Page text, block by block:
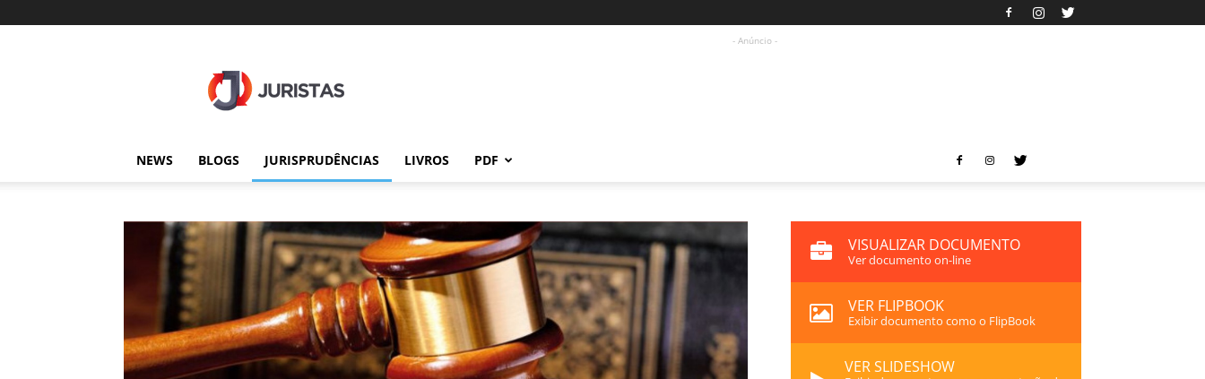
- Anúncio -
NEWS BLOGS JURISPRUDÊNCIAS LIVROS PDF
VISUALIZAR DOCUMENTO
Ver documento on-line
VER FLIPBOOK
Exibir documento como o FlipBook
VER SLIDESHOW